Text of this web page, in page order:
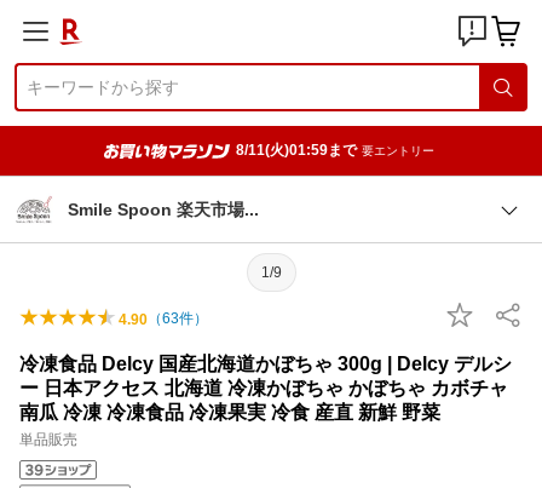
8/11(火)01:59まで 要エントリー
Smile Spoon 楽天市場
1/9
4.90 （63件）
冷凍食品 Delcy 国産北海道かぼちゃ 300g | Delcy デルシ
ー 日本アクセス 北海道 冷凍かぼちゃ かぼちゃ カボチャ
南瓜 冷凍 冷凍食品 冷凍果実 冷食 産直 新鮮 野菜
単品販売